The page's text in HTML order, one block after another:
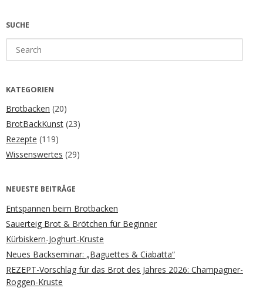
SUCHE
for:
KATEGORIEN
Brotbacken (20)
BrotBackKunst (23)
Rezepte (119)
Wissenswertes (29)
NEUESTE BEITRÄGE
Entspannen beim Brotbacken
Sauerteig Brot & Brötchen für Beginner
Kürbiskern-Joghurt-Kruste
Neues Backseminar: „Baguettes & Ciabatta“
REZEPT-Vorschlag für das Brot des Jahres 2026: Champagner-
Roggen-Kruste